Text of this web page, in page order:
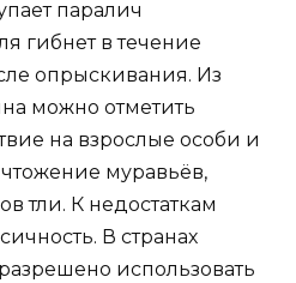
паралич
гибнет в течение
опрыскивания. Из
можно отметить
на взрослые особи и
муравьёв,
тли. К недостаткам
В странах
использовать